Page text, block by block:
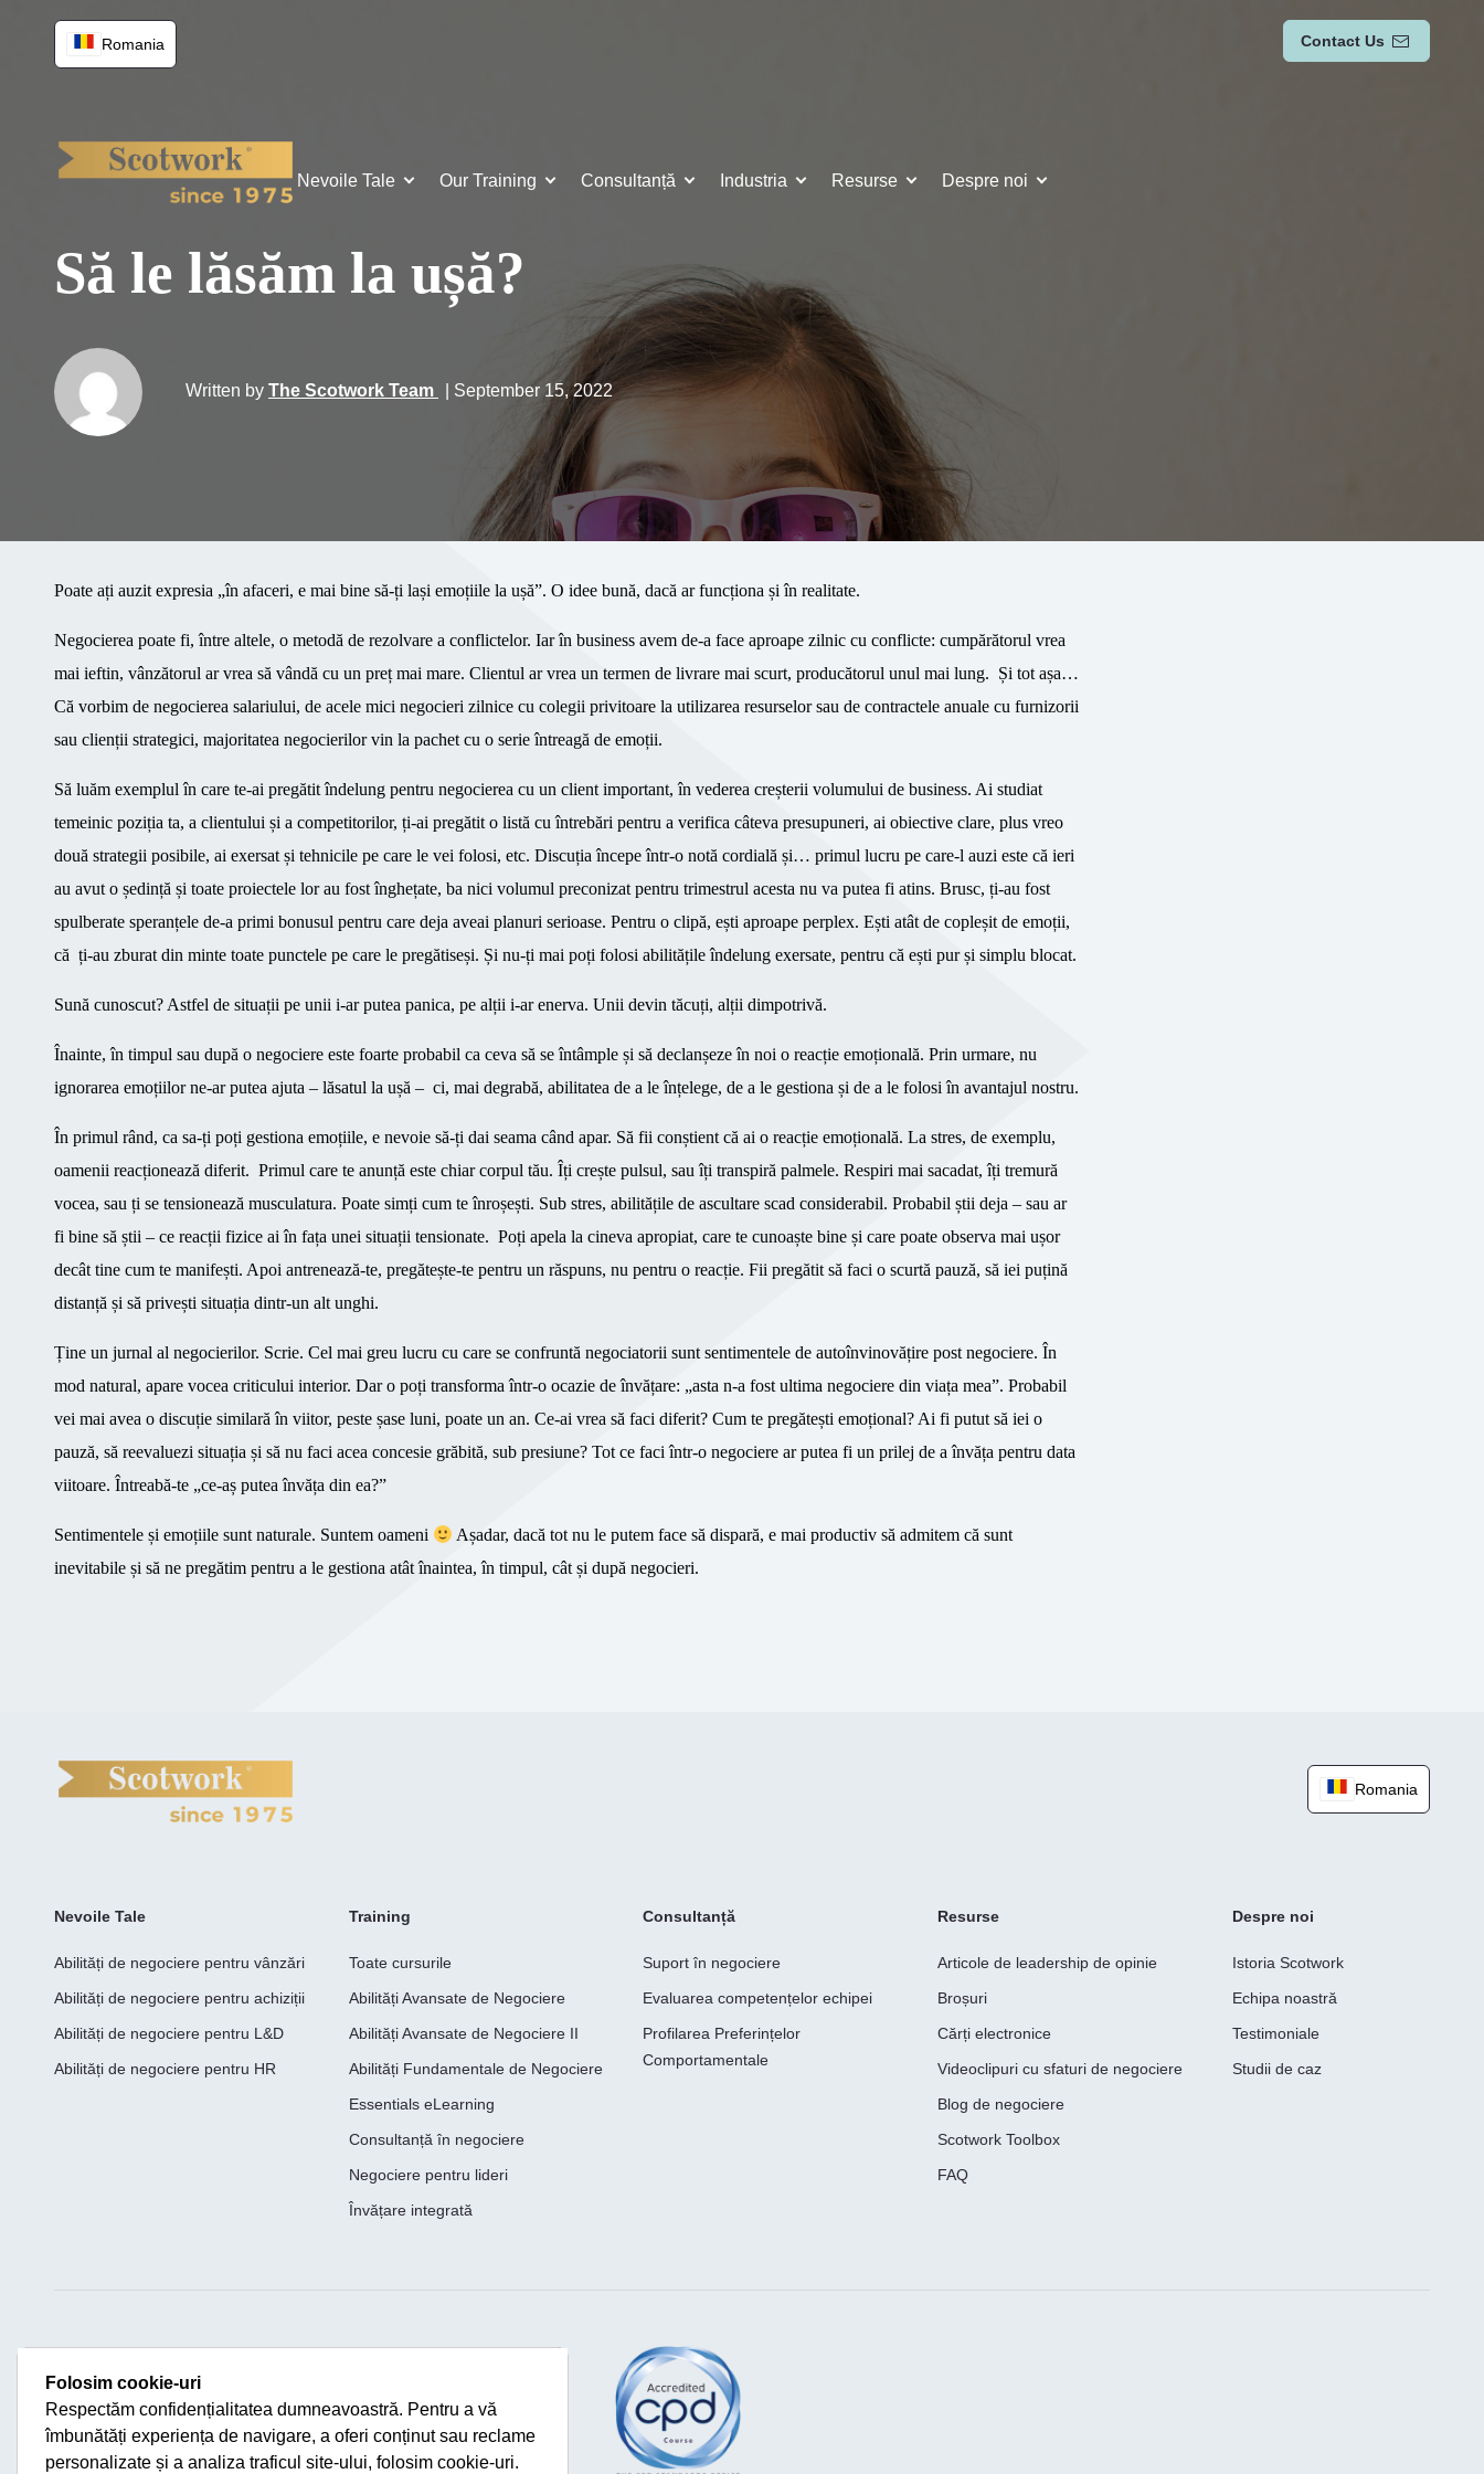
Romania Contact Us
Nevoile Tale Our Training Consultanță Industria Resurse Despre noi
Să le lăsăm la ușă?
Written by The Scotwork Team | September 15, 2022
Poate ați auzit expresia „în afaceri, e mai bine să-ți lași emoțiile la ușă”. O idee bună, dacă ar funcționa și în realitate.
Negocierea poate fi, între altele, o metodă de rezolvare a conflictelor. Iar în business avem de-a face aproape zilnic cu conflicte: cumpărătorul vrea
mai ieftin, vânzătorul ar vrea să vândă cu un preț mai mare. Clientul ar vrea un termen de livrare mai scurt, producătorul unul mai lung. Și tot așa…
Că vorbim de negocierea salariului, de acele mici negocieri zilnice cu colegii privitoare la utilizarea resurselor sau de contractele anuale cu furnizorii
sau clienții strategici, majoritatea negocierilor vin la pachet cu o serie întreagă de emoții.
Să luăm exemplul în care te-ai pregătit îndelung pentru negocierea cu un client important, în vederea creșterii volumului de business. Ai studiat
temeinic poziția ta, a clientului și a competitorilor, ți-ai pregătit o listă cu întrebări pentru a verifica câteva presupuneri, ai obiective clare, plus vreo
două strategii posibile, ai exersat și tehnicile pe care le vei folosi, etc. Discuția începe într-o notă cordială și… primul lucru pe care-l auzi este că ieri
au avut o ședință și toate proiectele lor au fost înghețate, ba nici volumul preconizat pentru trimestrul acesta nu va putea fi atins. Brusc, ți-au fost
spulberate speranțele de-a primi bonusul pentru care deja aveai planuri serioase. Pentru o clipă, ești aproape perplex. Ești atât de copleșit de emoții,
că ți-au zburat din minte toate punctele pe care le pregătiseși. Și nu-ți mai poți folosi abilitățile îndelung exersate, pentru că ești pur și simplu blocat.
Sună cunoscut? Astfel de situații pe unii i-ar putea panica, pe alții i-ar enerva. Unii devin tăcuți, alții dimpotrivă.
Înainte, în timpul sau după o negociere este foarte probabil ca ceva să se întâmple și să declanșeze în noi o reacție emoțională. Prin urmare, nu
ignorarea emoțiilor ne-ar putea ajuta – lăsatul la ușă – ci, mai degrabă, abilitatea de a le înțelege, de a le gestiona și de a le folosi în avantajul nostru.
În primul rând, ca sa-ți poți gestiona emoțiile, e nevoie să-ți dai seama când apar. Să fii conștient că ai o reacție emoțională. La stres, de exemplu,
oamenii reacționează diferit. Primul care te anunță este chiar corpul tău. Îți crește pulsul, sau îți transpiră palmele. Respiri mai sacadat, îți tremură
vocea, sau ți se tensionează musculatura. Poate simți cum te înroșești. Sub stres, abilitățile de ascultare scad considerabil. Probabil știi deja – sau ar
fi bine să știi – ce reacții fizice ai în fața unei situații tensionate. Poți apela la cineva apropiat, care te cunoaște bine și care poate observa mai ușor
decât tine cum te manifești. Apoi antrenează-te, pregătește-te pentru un răspuns, nu pentru o reacție. Fii pregătit să faci o scurtă pauză, să iei puțină
distanță și să privești situația dintr-un alt unghi.
Ține un jurnal al negocierilor. Scrie. Cel mai greu lucru cu care se confruntă negociatorii sunt sentimentele de autoînvinovățire post negociere. În
mod natural, apare vocea criticului interior. Dar o poți transforma într-o ocazie de învățare: „asta n-a fost ultima negociere din viața mea”. Probabil
vei mai avea o discuție similară în viitor, peste șase luni, poate un an. Ce-ai vrea să faci diferit? Cum te pregătești emoțional? Ai fi putut să iei o
pauză, să reevaluezi situația și să nu faci acea concesie grăbită, sub presiune? Tot ce faci într-o negociere ar putea fi un prilej de a învăța pentru data
viitoare. Întreabă-te „ce-aș putea învăța din ea?”
Sentimentele și emoțiile sunt naturale. Suntem oameni
Așadar, dacă tot nu le putem face să dispară, e mai productiv să admitem că sunt
inevitabile și să ne pregătim pentru a le gestiona atât înaintea, în timpul, cât și după negocieri.
Romania
Nevoile Tale
Abilități de negociere pentru vânzări
Abilități de negociere pentru achiziții
Abilități de negociere pentru L&D
Abilități de negociere pentru HR
Training
Toate cursurile
Abilități Avansate de Negociere
Abilități Avansate de Negociere II
Abilități Fundamentale de Negociere
Essentials eLearning
Consultanță în negociere
Negociere pentru lideri
Învățare integrată
Consultanță
Suport în negociere
Evaluarea competențelor echipei
Profilarea Preferințelor
Comportamentale
Resurse
Articole de leadership de opinie
Broșuri
Cărți electronice
Videoclipuri cu sfaturi de negociere
Blog de negociere
Scotwork Toolbox
FAQ
Despre noi
Istoria Scotwork
Echipa noastră
Testimoniale
Studii de caz
+40721262058
info@scotwork.ro
Folosim cookie-uri
Respectăm confidențialitatea dumneavoastră. Pentru a vă
îmbunătăți experiența de navigare, a oferi conținut sau reclame
personalizate și a analiza traficul site-ului, folosim cookie-uri.